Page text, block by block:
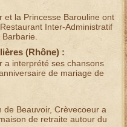
et la Princesse Baroulineont
Inter-Administratif
Barbarie.
(Rhône) :
a interprété ses chansons
de mariage de
de Beauvoir, Crèvecoeur a
de retraite autour du